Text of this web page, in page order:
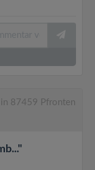
in 87459 Pfronten